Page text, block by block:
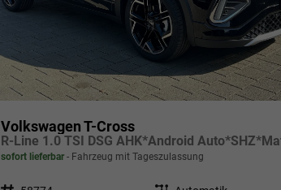
Volkswagen T-Cross
sofort lieferbar Fahrzeug mit Tageszulassung